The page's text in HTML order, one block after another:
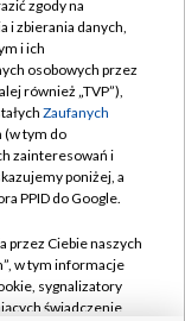
zgody na
i zbierania danych,
i ich
osobowych przez
również „TVP”),
Zaufanych
(w tym do
zainteresowań i
poniżej, a
PPID do Google.
przez Ciebie naszych
w tym informacje
sygnalizatory
świadczenie